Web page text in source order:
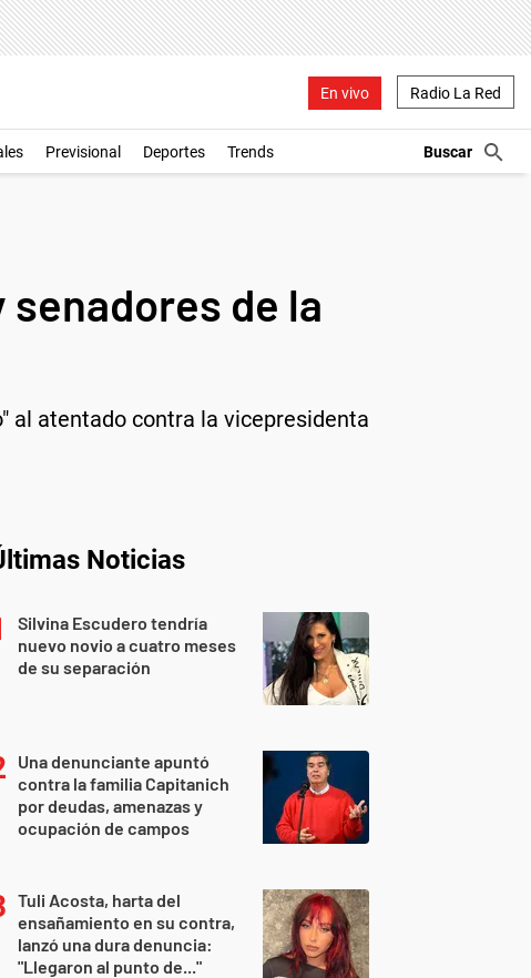
En vivo Radio La Red
Previsional Deportes Trends
de la
al atentado contra la vicepresidenta
Noticias
Silvina Escudero tendría
nuevo novio a cuatro meses
de su separación
Una denunciante apuntó
contra la familia Capitanich
por deudas, amenazas y
ocupación de campos
Tuli Acosta, harta del
ensañamiento en su contra,
lanzó una dura denuncia:
"Llegaron al punto de..."